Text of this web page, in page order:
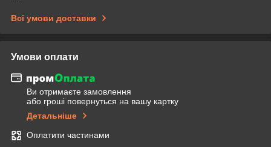
Всі умови доставки
Умови оплати
Ви отримаєте замовлення
або гроші повернуться на вашу картку
Детальніше
Оплатити частинами